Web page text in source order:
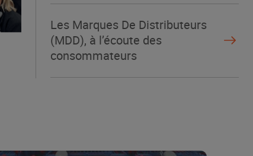
Les Marques De Distributeurs
(MDD), à l’écoute des
consommateurs